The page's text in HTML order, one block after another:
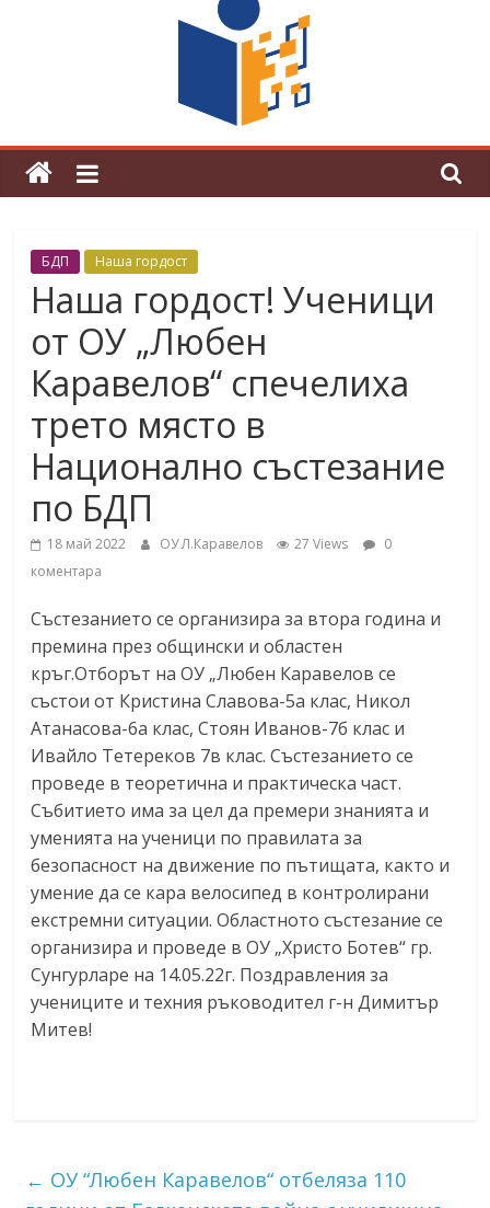
граници“
Магията на Андерсен оживя в ОУ
„Любен Каравелов“
БДП Наша гордост
Наша гордост! Ученици
от ОУ „Любен
Каравелов“ спечелиха
трето място в
Национално състезание
по БДП
18 май 2022 ОУ Л.Каравелов 27 Views
0
коментара
Състезанието се организира за втора година и
премина през общински и областен
кръг.Отборът на ОУ „Любен Каравелов се
състои от Кристина Славова-5а клас, Никол
Атанасова-6а клас, Стоян Иванов-7б клас и
Ивайло Тетереков 7в клас. Състезанието се
проведе в теоретична и практическа част.
Събитието има за цел да премери знанията и
уменията на ученици по правилата за
безопасност на движение по пътищата, както и
умение да се кара велосипед в контролирани
екстремни ситуации. Областното състезание се
организира и проведе в ОУ „Христо Ботев“ гр.
Сунгурларе на 14.05.22г. Поздравления за
учениците и техния ръководител г-н Димитър
Митев!
← ОУ “Любен Каравелов“ отбеляза 110